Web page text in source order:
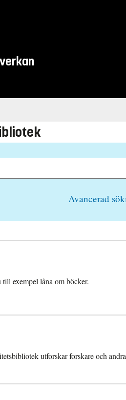
Avancerad
exempel låna om böcker.
utforskar forskare och